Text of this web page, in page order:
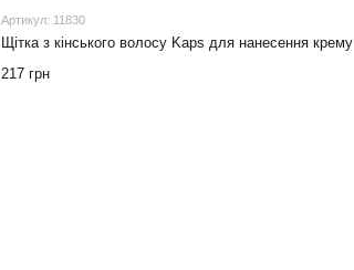
Артикул: 11830
Щітка з кінського волосу Kaps для нанесення крему
217 грн